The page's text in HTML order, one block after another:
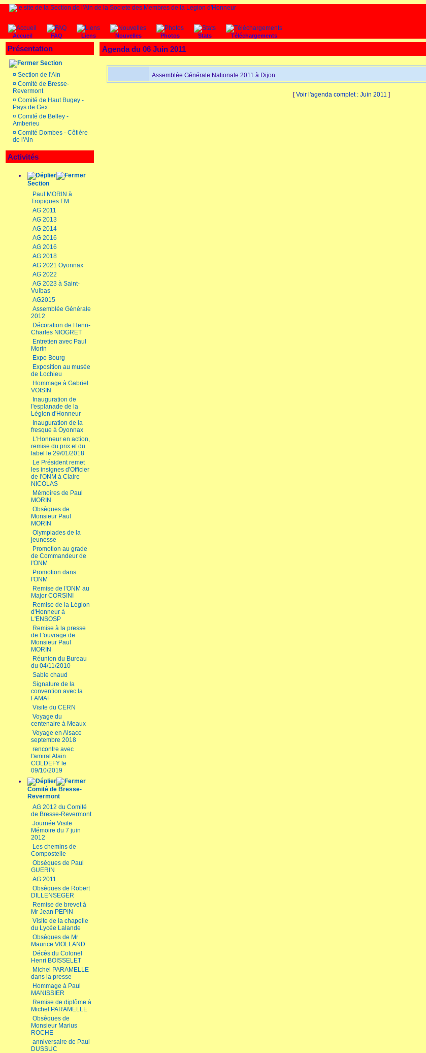
Accueil FAQ Liens Nouvelles Photos Stats Téléchargements
Présentation
Section
¤ Section de l'Ain
¤ Comité de Bresse-
Revermont
¤ Comité de Haut Bugey -
Pays de Gex
¤ Comité de Belley -
Amberieu
¤ Comité Dombes - Côtière
de l'Ain
Activités
Section
Paul MORIN à
Tropiques FM
AG 2011
AG 2013
AG 2014
AG 2016
AG 2016
AG 2018
AG 2021 Oyonnax
AG 2022
AG 2023 à Saint-
Vulbas
AG2015
Assemblée Générale
2012
Décoration de Henri-
Charles NIOGRET
Entretien avec Paul
Morin
Expo Bourg
Exposition au musée
de Lochieu
Hommage à Gabriel
VOISIN
Inauguration de
l'esplanade de la
Légion d'Honneur
Inauguration de la
fresque à Oyonnax
L'Honneur en action,
remise du prix et du
label le 29/01/2018
Le Président remet
les insignes d'Officier
de l'ONM à Claire
NICOLAS
Mémoires de Paul
MORIN
Obsèques de
Monsieur Paul
MORIN
Olympiades de la
jeunesse
Promotion au grade
de Commandeur de
l'ONM
Promotion dans
l'ONM
Remise de l'ONM au
Major CORSINI
Remise de la Légion
d'Honneur à
L'ENSOSP
Remise à la presse
de l 'ouvrage de
Monsieur Paul
MORIN
Réunion du Bureau
du 04/11/2010
Sable chaud
Signature de la
convention avec la
FAMAF
Visite du CERN
Voyage du
centenaire à Meaux
Voyage en Alsace
septembre 2018
rencontre avec
l'amiral Alain
COLDEFY le
09/10/2019
Comité de Bresse-
Revermont
AG 2012 du Comité
de Bresse-Revermont
Journée Visite
Mémoire du 7 juin
2012
Les chemins de
Compostelle
Obsèques de Paul
GUERIN
AG 2011
Obsèques de Robert
DILLENSEGER
Remise de brevet à
Mr Jean PEPIN
Visite de la chapelle
du Lycée Lalande
Obsèques de Mr
Maurice VIOLLAND
Décès du Colonel
Henri BOISSELET
Michel PARAMELLE
dans la presse
Hommage à Paul
MANISSIER
Remise de diplôme à
Michel PARAMELLE
Obsèques de
Monsieur Marius
ROCHE
anniversaire de Paul
DUSSUC
Agenda du 06 Juin 2011
Assemblée Générale Nationale 2011 à Dijon
[Voir l'agenda complet : Juin 2011 ]